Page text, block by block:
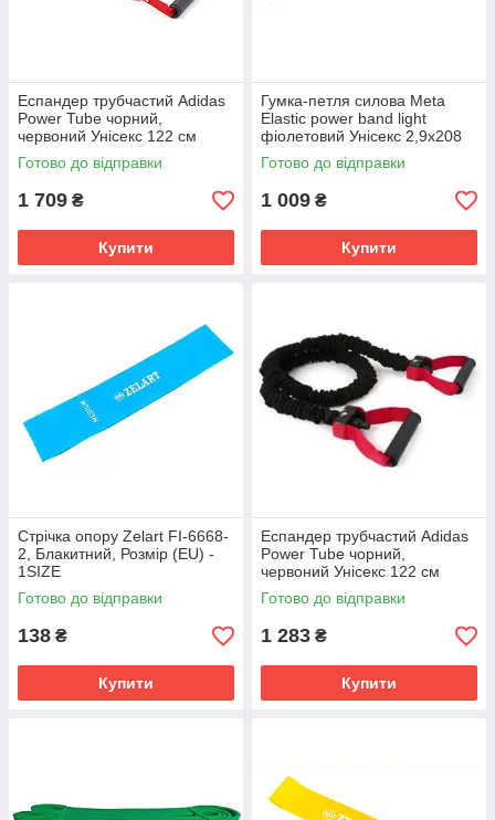
Еспандер трубчастий Adidas
Power Tube чорний,
червоний Унісекс 122 см
ADTB-10603
Готово до відправки
1 709 ₴
Купити
Гумка-петля силова Meta
Elastic power band light
фіолетовий Унісекс 2,9х208
см 4003000501
Готово до відправки
1 009 ₴
Купити
Стрічка опору Zelart FI-6668-
2, Блакитний, Розмір (EU) -
1SIZE
Готово до відправки
138 ₴
Купити
Еспандер трубчастий Adidas
Power Tube чорний,
червоний Унісекс 122 см
ADTB-10601
Готово до відправки
1 283 ₴
Купити